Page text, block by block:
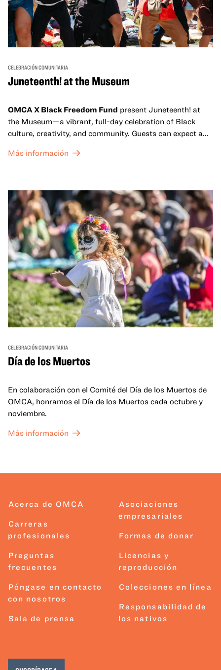
CELEBRACIÓN COMUNITARIA
Juneteenth! at the Museum
OMCA X Black Freedom Fund present Juneteenth! at
the Museum—a vibrant, full-day celebration of Black
culture, creativity, and community. Guests can expect a
sets from boundary-pushing artists, delicious offerings
move, make, and connect in celebration of Black culture.
Más información
CELEBRACIÓN COMUNITARIA
Día de los Muertos
En colaboración con el Comité del Día de los Muertos de
OMCA, honramos el Día de los Muertos cada octubre y
noviembre.
Más información
Acerca de OMCA
Carreras
profesionales
Preguntas
frecuentes
Póngase en contacto
con nosotros
Sala de prensa
Asociaciones
empresariales
Formas de donar
Licencias y
reproducción
Colecciones en línea
Responsabilidad de
los nativos